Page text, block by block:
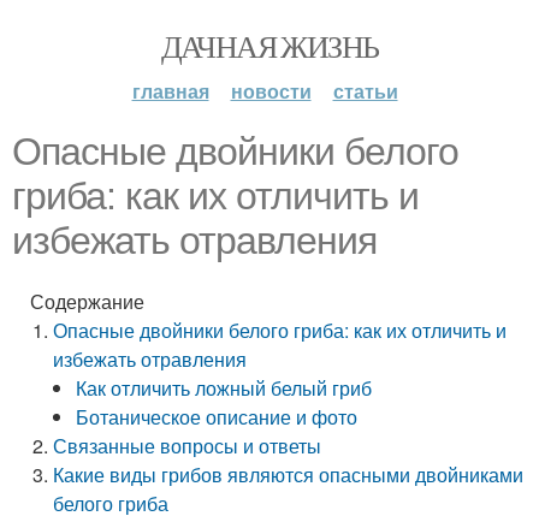
ДАЧНАЯ ЖИЗНЬ
главная новости статьи
Опасные двойники белого
гриба: как их отличить и
избежать отравления
Содержание
Опасные двойники белого гриба: как их отличить и
избежать отравления
Как отличить ложный белый гриб
Ботаническое описание и фото
Связанные вопросы и ответы
Какие виды грибов являются опасными двойниками
белого гриба